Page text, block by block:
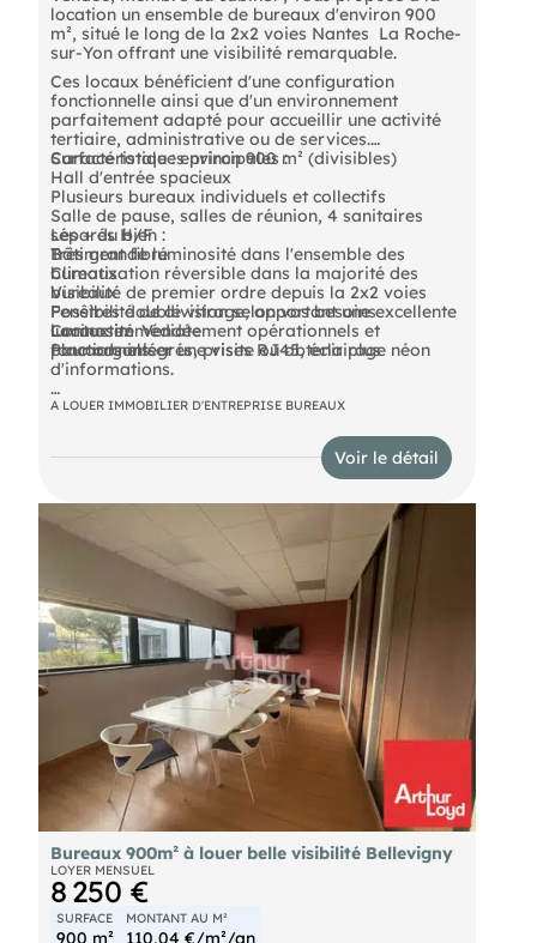
location un ensemble de bureaux d'environ 900
m², situé le long de la 2x2 voies Nantes  La Roche-
sur-Yon offrant une visibilité remarquable.
Ces locaux bénéficient d'une configuration
fonctionnelle ainsi que d'un environnement
parfaitement adapté pour accueillir une activité
tertiaire, administrative ou de services.
Caractéristiques principales :
Surface totale : environ 900 m² (divisibles)
Hall d'entrée spacieux
Plusieurs bureaux individuels et collectifs
Salle de pause, salles de réunion, 4 sanitaires
séparés H/F
Bâtiment fibré
Climatisation réversible dans la majorité des
bureaux
Fenêtres double vitrage, apportant une excellente
luminosité
Placards intégrés, prises RJ45, éclairage néon
Les + du bien :
Très grande luminosité dans l'ensemble des
bureaux
Visibilité de premier ordre depuis la 2x2 voies
Possibilité de division selon vos besoins
Locaux immédiatement opérationnels et
fonctionnels
Contactez  Vendée 
pour organiser une visite ou obtenir plus
d'informations.
est exposé sont disponibles sur le site Géorisques :
A LOUER IMMOBILIER D'ENTREPRISE BUREAUX
Voir le détail
Bureaux 900m² à louer belle visibilité Bellevigny
LOYER MENSUEL
8 250 €
SURFACE
900 m²
MONTANT AU M²
110,04 €/m²/an